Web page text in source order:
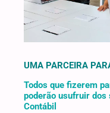
UMA PARCEIRA
Todos que fizerem
poderão usufruir
Contábil